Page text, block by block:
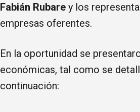
Fabián Rubare y los
empresas oferentes.
En la oportunidad se
económicas, tal como se
continuación: